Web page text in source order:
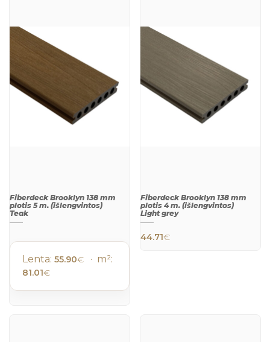
QUICK
Fiberdeck Brooklyn 138 mm
plotis 5 m. (išlengvintos)
Teak
Lenta: 55.90€ · m²:
81.01€
Fiberdeck Brooklyn 138 mm
plotis 4 m. (išlengvintos)
Light grey
44.71€